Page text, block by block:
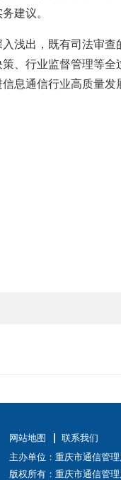
建议。
浅出，既有司法审
、行业监督管理等
息通信行业高质量发
网站地图
联系我们
主办单位：重庆市通信管理
版权所有：重庆市通信管理